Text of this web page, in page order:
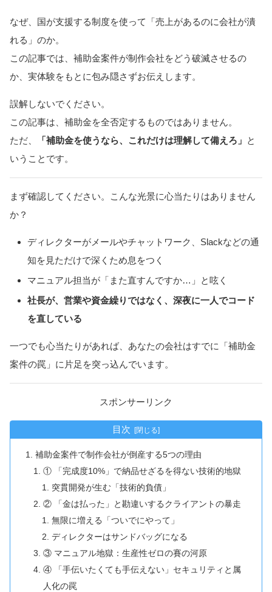
なぜ、国が支援する制度を使って「売上があるのに会社が潰
れる」のか。
この記事では、補助金案件が制作会社をどう破滅させるの
か、実体験をもとに包み隠さずお伝えします。
誤解しないでください。
この記事は、補助金を全否定するものではありません。
ただ、
「補助金を使うなら、これだけは理解して備えろ」 と
いうことです。
まず確認してください。こんな光景に心当たりはありません
か？
ディレクターがメールやチャットワーク、Slackなどの通
知を見ただけで深くため息をつく
マニュアル担当が「また直すんですか…」と呟く
社長が、営業や資金繰りではなく、深夜に一人でコード
を直している
一つでも心当たりがあれば、あなたの会社はすでに「補助金
案件の罠」に片足を突っ込んでいます。
スポンサーリンク
目次
補助金案件で制作会社が倒産する5つの理由
① 「完成度10%」で納品せざるを得ない技術的地獄
突貫開発が生む「技術的負債」
② 「金は払った」と勘違いするクライアントの暴走
無限に増える「ついでにやって」
ディレクターはサンドバッグになる
③ マニュアル地獄：生産性ゼロの賽の河原
④ 「手伝いたくても手伝えない」セキュリティと属
人化の罠